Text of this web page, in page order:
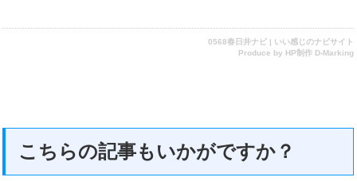
0568春日井ナビ | いい感じのナビサイト
Produce by HP制作 D-Marking
こちらの記事もいかがですか？